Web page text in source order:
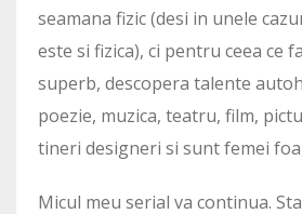
seamana fizic (desi in unele
este si fizica), ci pentru ceea ce
superb, descopera talente
poezie, muzica, teatru, film,
tineri designeri si sunt femei
Micul meu serial va continua.